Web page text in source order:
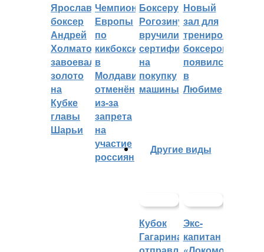
Ярославский
боксер
Андрей
Холматов
завоевал
золото
на
Кубке
главы
Шарьи
Чемпионат
Европы
по
кикбоксингу
в
Молдавии
отменён
из-за
запрета
на
участие
россиян
Боксеру
Рогозину
вручили
сертификат
на
покупку
машины
Новый
зал для
тренировок
боксеров
появился
в
Любиме
Другие виды
Кубок
Гагарина
Экс-
капитан